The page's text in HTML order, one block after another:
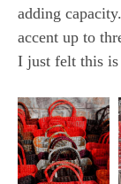
adding
accent up to
I just felt this is